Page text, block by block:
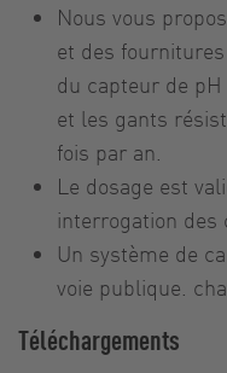
Nous vous
et des
du capteur de pH
et les gants
fois par an.
Le dosage est
interrogation des
Un système de
voie publique.
Téléchargements